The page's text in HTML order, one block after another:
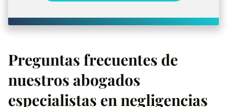
Preguntas frecuentes de
nuestros abogados
especialistas en negligencias